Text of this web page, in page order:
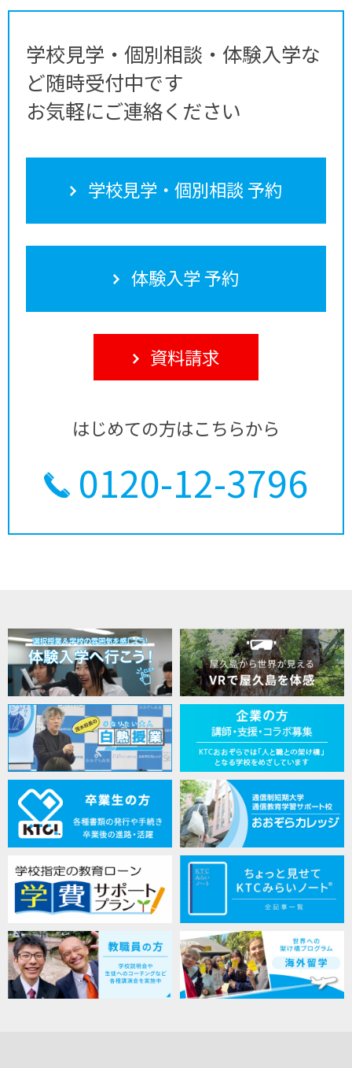
学校見学・個別相談・体験入学な
ど随時受付中です
お気軽にご連絡ください
学校見学・個別相談 予約
体験入学 予約
資料請求
はじめての方はこちらから
0120-12-3796